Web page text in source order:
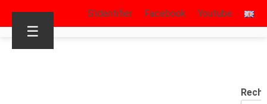
S’identifier Facebook Youtube
☰